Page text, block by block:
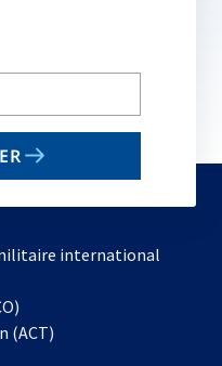
international
dans
(ACT)